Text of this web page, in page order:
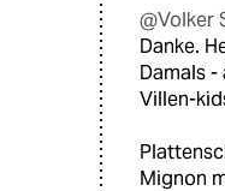
@Volker
Danke.
Damals
Villen-
Mignon